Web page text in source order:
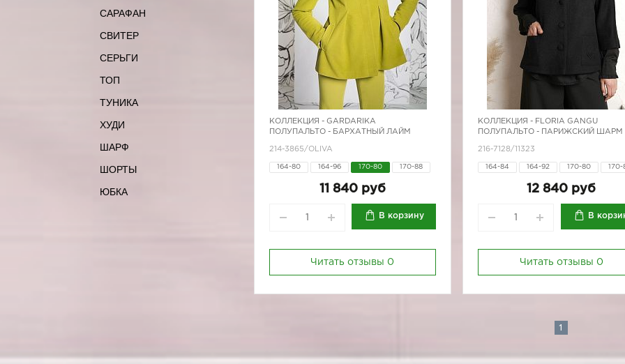
САРАФАН
СВИТЕР
СЕРЬГИ
ТОП
ТУНИКА
ХУДИ
ШАРФ
ШОРТЫ
ЮБКА
КОЛЛЕКЦИЯ - GARDARIKA
ПОЛУПАЛЬТО - БАРХАТНЫЙ ЛАЙМ
214-3865/OLIVA
164-80 164-96 170-80 170-88
11 840 руб
В корзину
Читать отзывы 0
КОЛЛЕКЦИЯ - FLORIA GANGU
ПОЛУПАЛЬТО - ПАРИЖСКИЙ ШАРМ
216-7128/11323
164-84 164-92 170-80 170-
12 840 руб
В
Читать отзывы 0
1